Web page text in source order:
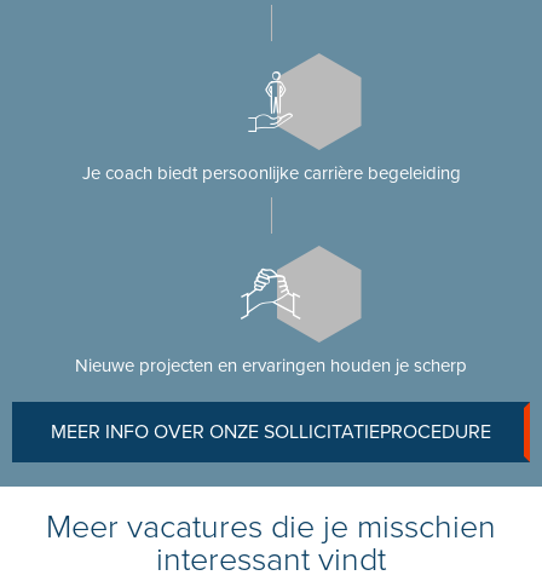
Je coach biedt persoonlijke carrière begeleiding
Nieuwe projecten en ervaringen houden je scherp
MEER INFO OVER ONZE SOLLICITATIEPROCEDURE
Meer vacatures die je misschien
interessant vindt